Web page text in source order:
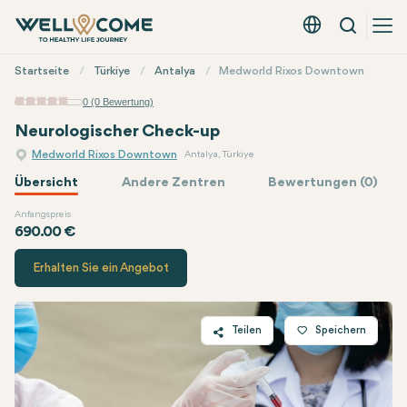
Deutsch - EUR
Suche
Menü
Startseite Türkiye Antalya Medworld Rixos Downtown
0 (0 Bewertung)
Neurologischer Check-up
Medworld Rixos Downtown Antalya, Türkiye
Übersicht Andere Zentren Bewertungen (0)
Anfangspreis
690.00 €
MedworldPreis
Erhalten Sie ein Angebot
Teilen
Twitter
Facebook
Speichern